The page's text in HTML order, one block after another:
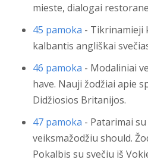
mieste, dialogai
45 pamoka - Tikrinamieji
kalbantis angliškai
46 pamoka - Modaliniai
have. Nauji žodžiai apie
Didžiosios Britanijos.
47 pamoka - Patarimai
veiksmažodžiu should.
Pokalbis su svečiu iš